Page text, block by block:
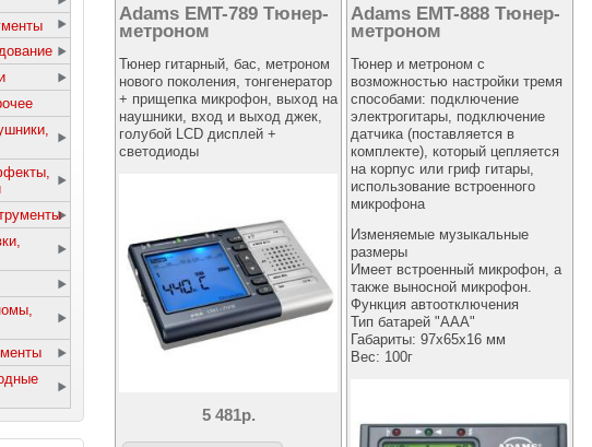
Adams EMT-789 Тюнер-
метроном
Тюнер гитарный, бас, метроном
нового поколения, тонгенератор
+ прищепка микрофон, выход на
наушники, вход и выход джек,
голубой LCD дисплей +
светодиоды
5 481р.
Adams EMT-888 Тюнер-
метроном
Тюнер и метроном с
возможностью настройки тремя
способами: подключение
электрогитары, подключение
датчика (поставляется в
комплекте), который цепляется
на корпус или гриф гитары,
использование встроенного
микрофона
Изменяемые музыкальные
размеры
Имеет встроенный микрофон, а
также выносной микрофон.
Функция автоотключения
Тип батарей "ААА"
Габариты: 97x65x16 мм
Вес: 100г